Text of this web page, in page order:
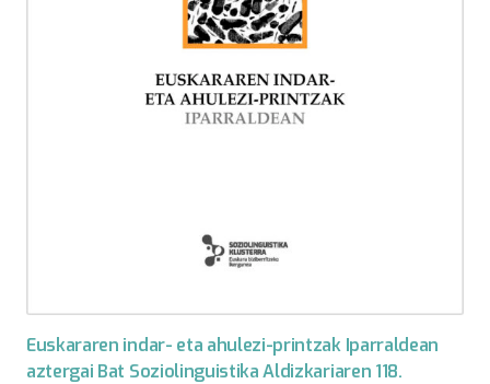
Euskararen indar- eta ahulezi-printzak Iparraldean
aztergai Bat Soziolinguistika Aldizkariaren 118.